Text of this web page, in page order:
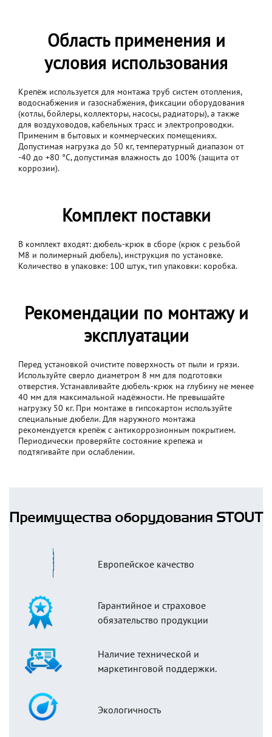
Область применения и
условия использования
Крепёж используется для монтажа труб систем отопления,
водоснабжения и газоснабжения, фиксации оборудования
(котлы, бойлеры, коллекторы, насосы, радиаторы), а также
для воздуховодов, кабельных трасс и электропроводки.
Применим в бытовых и коммерческих помещениях.
Допустимая нагрузка до 50 кг, температурный диапазон от
-40 до +80 °C, допустимая влажность до 100% (защита от
коррозии).
Комплект поставки
В комплект входят: дюбель-крюк в сборе (крюк с резьбой
M8 и полимерный дюбель), инструкция по установке.
Количество в упаковке: 100 штук, тип упаковки: коробка.
Рекомендации по монтажу и
эксплуатации
Перед установкой очистите поверхность от пыли и грязи.
Используйте сверло диаметром 8 мм для подготовки
отверстия. Устанавливайте дюбель-крюк на глубину не менее
40 мм для максимальной надёжности. Не превышайте
нагрузку 50 кг. При монтаже в гипсокартон используйте
специальные дюбели. Для наружного монтажа
рекомендуется крепёж с антикоррозионным покрытием.
Периодически проверяйте состояние крепежа и
подтягивайте при ослаблении.
Преимущества оборудования STOUT
Европейское качество
Гарантийное и страховое
обязательство продукции
Наличие технической и
маркетинговой поддержки.
Экологичность